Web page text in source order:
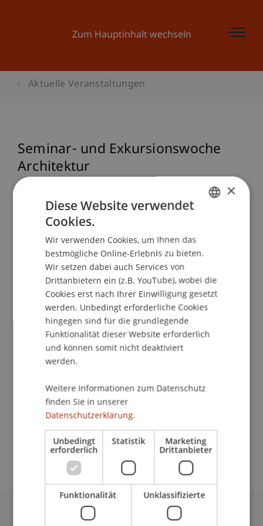
Zum Hauptinhalt wechseln
Aktuelle Veranstaltungen
Seminar- und Exkursionswoche
Architektur
School/Professur:
Studienverwaltung Bachelorstudiengang
Architektur
Israel und Schottland geplant, sowie eine
Seminarwochen zu den unterschiedlichsten
Themen: Schindeln im Bregenzerwald,
Biomimetik, räumliche Organisationssysteme
oder zeichnerische Untersuchung in Werdenberg.
Veranstaltungsdetails
Kontakt
Universität Liechtenstein
×
Diese Website verwendet
Cookies.
Wir verwenden Cookies, um Ihnen das
bestmögliche Online-Erlebnis zu bieten.
Wir setzen dabei auch Services von
Drittanbietern ein (z.B. YouTube), wobei die
Cookies erst nach Ihrer Einwilligung gesetzt
werden. Unbedingt erforderliche Cookies
hingegen sind für die grundlegende
Funktionalität dieser Website erforderlich
und können somit nicht deaktiviert
werden.
Weitere Informationen zum Datenschutz
finden Sie in unserer
Datenschutzerklärung.
Unbedingt
erforderlich
Statistik Marketing
Drittanbieter
Funktionalität Unklassifizierte